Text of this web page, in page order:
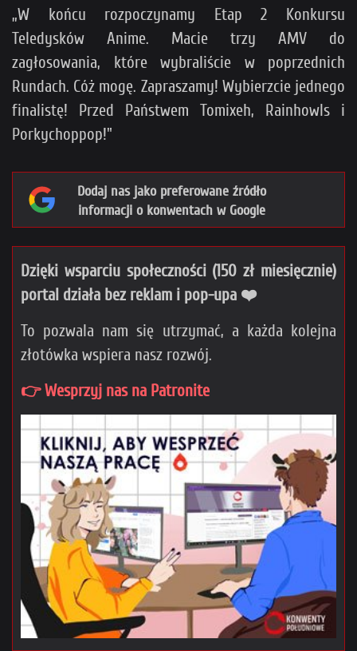
„W końcu rozpoczynamy Etap 2 Konkursu
Teledysków Anime. Macie trzy AMV do
zagłosowania, które wybraliście w poprzednich
Rundach. Cóż mogę. Zapraszamy! Wybierzcie jednego
finalistę! Przed Państwem Tomixeh, Rainhowls i
Porkychoppop!"
Dodaj nas jako preferowane źródło
informacji o konwentach w Google
Dzięki wsparciu społeczności (150 zł miesięcznie)
portal działa bez reklam i pop-upa ❤️
To pozwala nam się utrzymać, a każda kolejna
złotówka wspiera nasz rozwój.
👉 Wesprzyj nas na Patronite